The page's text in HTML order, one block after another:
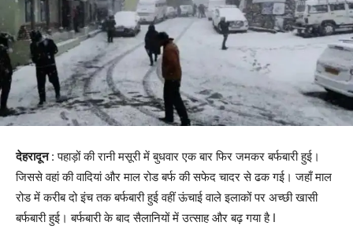
देहरादून: पहाड़ों की रानी मसूरी में बुधवार एक बार फिर जमकर बर्फबारी हुई।
जिससे वहां की वादियां और माल रोड बर्फ की सफेद चादर से ढक गई। जहाँ माल
रोड में करीब दो इंच तक बर्फबारी हुई वहीं ऊंचाई वाले इलाकों पर अच्छी खासी
बर्फबारी हुई। बर्फबारी के बाद सैलानियों में उत्साह और बढ़ गया है I